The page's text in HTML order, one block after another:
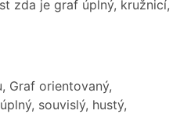
zda je graf úplný, kružnicí,
Graf orientovaný,
souvislý, hustý,